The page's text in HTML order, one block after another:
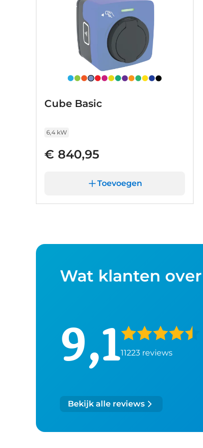
bandenspanningcontrolesysteem, bent
voorstellen dat u deze auto wilt
we u meteen welke
Cube Basic
6,4 kW
€ 840,95
Toevoegen
Wat klanten
9,111223 reviews
Bekijk alle reviews